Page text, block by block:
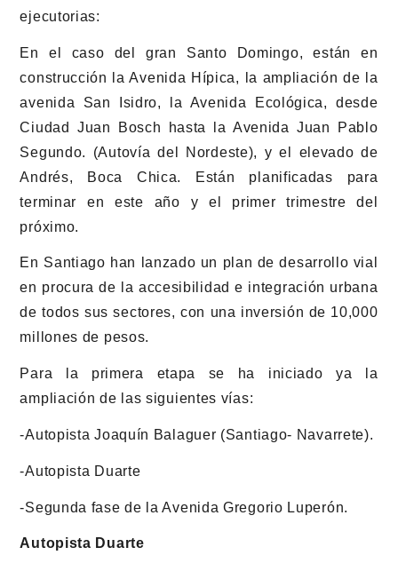
ejecutorias:
En el caso del gran Santo Domingo, están en
construcción la Avenida Hípica, la ampliación de la
avenida San Isidro, la Avenida Ecológica, desde
Ciudad Juan Bosch hasta la Avenida Juan Pablo
Segundo. (Autovía del Nordeste), y el elevado de
Andrés, Boca Chica. Están planificadas para
terminar en este año y el primer trimestre del
próximo.
En Santiago han lanzado un plan de desarrollo vial
en procura de la accesibilidad e integración urbana
de todos sus sectores, con una inversión de 10,000
millones de pesos.
Para la primera etapa se ha iniciado ya la
ampliación de las siguientes vías:
-Autopista Joaquín Balaguer (Santiago- Navarrete).
-Autopista Duarte
-Segunda fase de la Avenida Gregorio Luperón.
Autopista Duarte